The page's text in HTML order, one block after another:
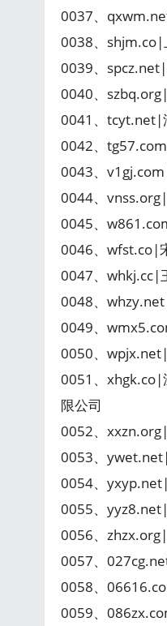
0037、
0038、shjm.co|
0039、
0040、
0041、tcyt.net|
0042、
0043、
0044、
0045、
0046、wfst.co|
0047、whkj.cc|
0048、
0049、
0050、
0051、xhgk.co|
限公司
0052、
0053、
0054、
0055、
0056、
0057、
0058、
0059、